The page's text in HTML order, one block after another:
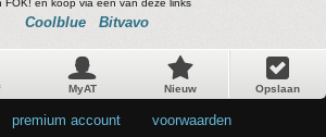
FOK! en koop via een van deze links
Coolblue Bitvavo
MyAT Nieuw Opslaan
premium account voorwaarden